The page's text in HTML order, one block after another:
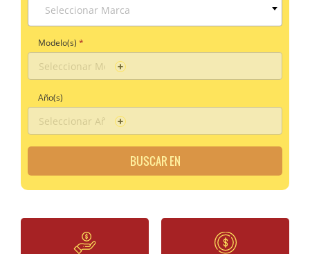
Seleccionar Marca
Modelo(s) *
Año(s)
BUSCAR EN